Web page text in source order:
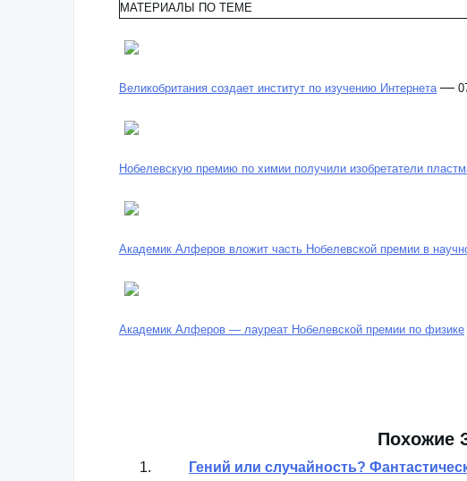
МАТЕРИАЛЫ ПО ТЕМЕ
Великобритания создает институт по изучению Интернета —
Нобелевскую премию по химии получили изобретатели
Академик Алферов вложит часть Нобелевской премии в
Академик Алферов — лауреат Нобелевской премии по физике
Похожие
Гений или случайность?